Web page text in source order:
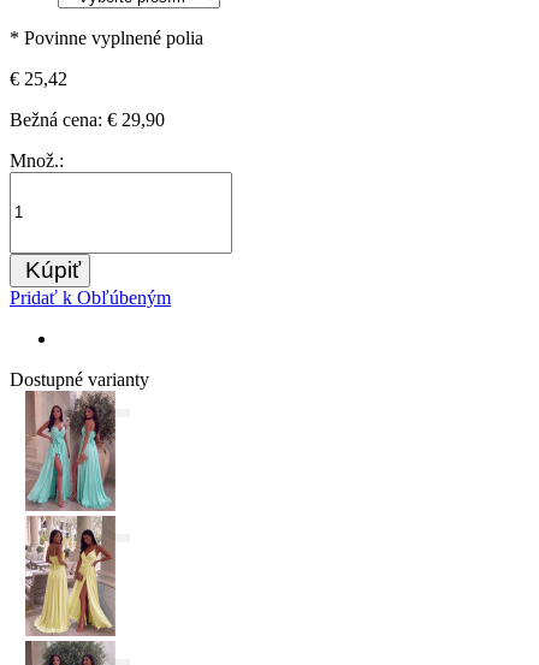
* Povinne vyplnené polia
€ 25,42
Bežná cena: € 29,90
Množ.:
Kúpiť
Pridať k Obľúbeným
Dostupné varianty